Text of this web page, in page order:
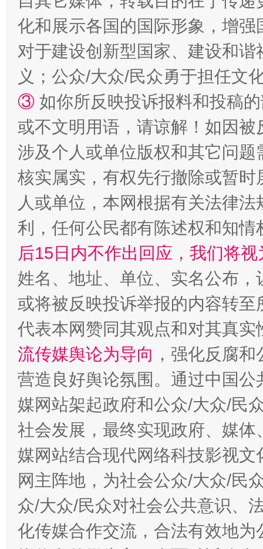
“蜀中异人”王建安的艺术幻境
东山县通报“牛蛙产品抗生素超标问题” 法
化和展示各国的国际形象，增
对于建设创新型国家、建设和
义；公众/大众/民众勇于担任文
③ 如你所反映投诉报料和投稿
或不文明用语，请谅解！如因
涉及个人或单位版权和其它问题
核实属实，有权先行撤除或暂
人或单位，本网根据有关法律
利，任何公民都有陈述权和知情
后15日内不作出回应，我们将
姓名、地址、单位、实名公布
或将被反映投诉举报的内容转
代表本网赞同其观点和对其真实
流传媒舆论为导向 ，强化反腐
营造良好舆论氛围。通过中国
媒网站架起政府和公众/大众/民
社会发展，最终实现政府、媒
媒网站结合现代网络科技影视
网主阵地，为社会公众/大众/民
众/大众/民众对社会公共意识、
化传媒合作交流，合法有效地